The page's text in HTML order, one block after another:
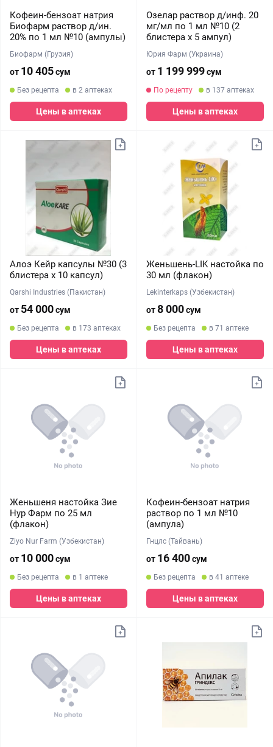
Кофеин-бензоат натрия
Биофарм раствор д/ин.
20% по 1 мл №10 (ампулы)
Биофарм (Грузия)
от 10 405сум
Без рецепта в 2 аптеках
Цены в аптеках
Озелар раствор д/инф. 20
мг/мл по 1 мл №10 (2
блистера х 5 ампул)
Юрия Фарм (Украина)
от 1 199 999сум
По рецепту в 137 аптеках
Цены в аптеках
Алоэ Кейр капсулы №30 (3
блистера х 10 капсул)
Qarshi Industries (Пакистан)
от 54 000сум
Без рецепта в 173 аптеках
Цены в аптеках
Женьшень-LIK настойка по
30 мл (флакон)
Lekinterkaps (Узбекистан)
от8 000сум
Без рецепта в 71 аптеке
Цены в аптеках
Женьшеня настойка Зие
Нур Фарм по 25 мл
(флакон)
Ziyo Nur Farm (Узбекистан)
от 10 000сум
Без рецепта в 1 аптеке
Цены в аптеках
Кофеин-бензоат натрия
раствор по 1 мл №10
(ампула)
Гнцлс (Тайвань)
от 16 400сум
Без рецепта в 41 аптеке
Цены в аптеках